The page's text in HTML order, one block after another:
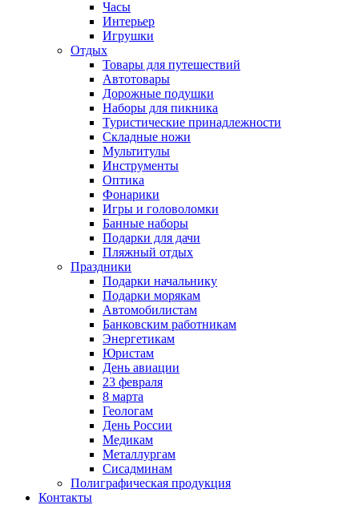
Часы
Интерьер
Игрушки
Отдых
Товары для путешествий
Автотовары
Дорожные подушки
Наборы для пикника
Туристические принадлежности
Складные ножи
Мультитулы
Инструменты
Оптика
Фонарики
Игры и головоломки
Банные наборы
Подарки для дачи
Пляжный отдых
Праздники
Подарки начальнику
Подарки морякам
Автомобилистам
Банковским работникам
Энергетикам
Юристам
День авиации
23 февраля
8 марта
Геологам
День России
Медикам
Металлургам
Сисадминам
Полиграфическая продукция
Контакты